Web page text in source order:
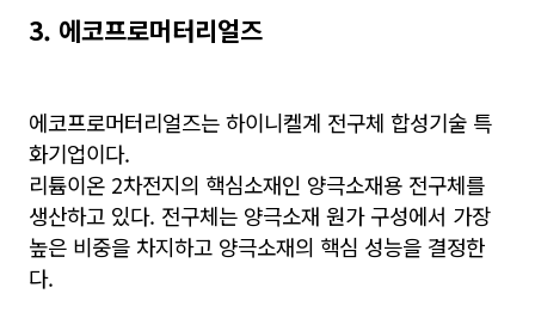
3. 에코프로머터리얼즈
에코프로머터리얼즈는 하이니켈계 전구체 합성기술 특
화기업이다.
리튬이온 2차전지의 핵심소재인 양극소재용 전구체를
생산하고 있다. 전구체는 양극소재 원가 구성에서 가장
높은 비중을 차지하고 양극소재의 핵심 성능을 결정한
다.